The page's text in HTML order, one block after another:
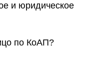
и юридическое
по КоАП?